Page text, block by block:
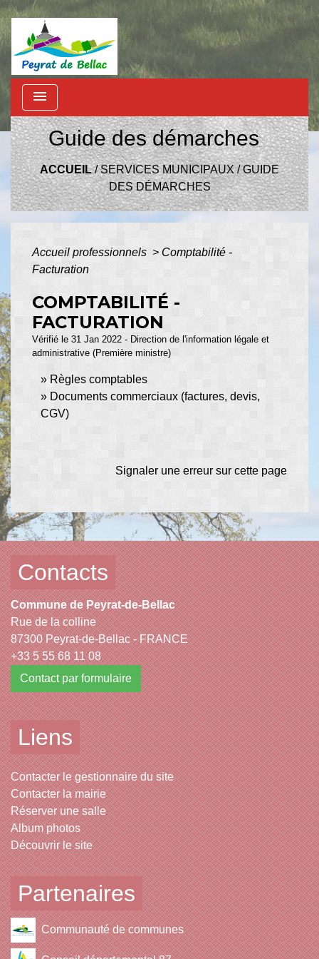
menu
Guide des démarches
ACCUEIL/SERVICES MUNICIPAUX/GUIDE
DES DÉMARCHES
Accueil professionnels > Comptabilité -
Facturation
COMPTABILITÉ -
FACTURATION
Vérifié le 31 Jan 2022 - Direction de l'information légale et
administrative (Première ministre)
Règles comptables
Documents commerciaux (factures, devis,
CGV)
Signaler une erreur sur cette page
Contacts
Commune de Peyrat-de-Bellac
Rue de la colline
87300 Peyrat-de-Bellac - FRANCE
+33 5 55 68 11 08
Contact par formulaire
Liens
Contacter le gestionnaire du site
Contacter la mairie
Réserver une salle
Album photos
Découvrir le site
Partenaires
Communauté de communes